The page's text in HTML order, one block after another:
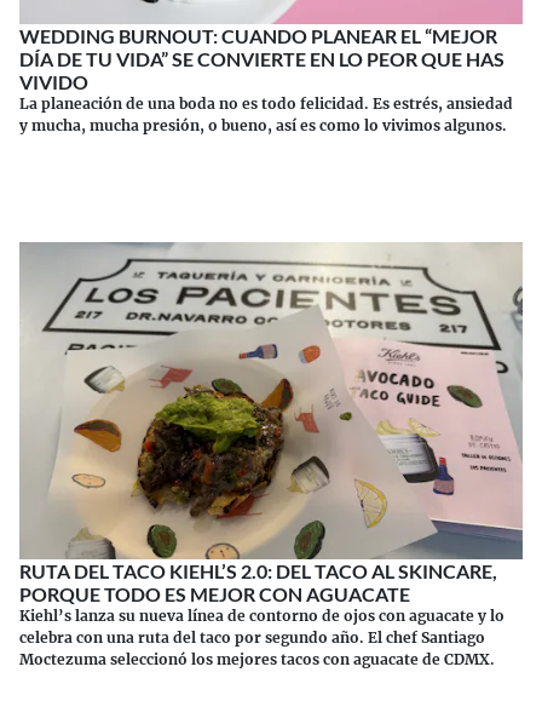
WEDDING BURNOUT: CUANDO PLANEAR EL “MEJOR
DÍA DE TU VIDA” SE CONVIERTE EN LO PEOR QUE HAS
VIVIDO
La planeación de una boda no es todo felicidad. Es estrés, ansiedad
y mucha, mucha presión, o bueno, así es como lo vivimos algunos.
RUTA DEL TACO KIEHL’S 2.0: DEL TACO AL SKINCARE,
PORQUE TODO ES MEJOR CON AGUACATE
Kiehl’s lanza su nueva línea de contorno de ojos con aguacate y lo
celebra con una ruta del taco por segundo año. El chef Santiago
Moctezuma seleccionó los mejores tacos con aguacate de CDMX.